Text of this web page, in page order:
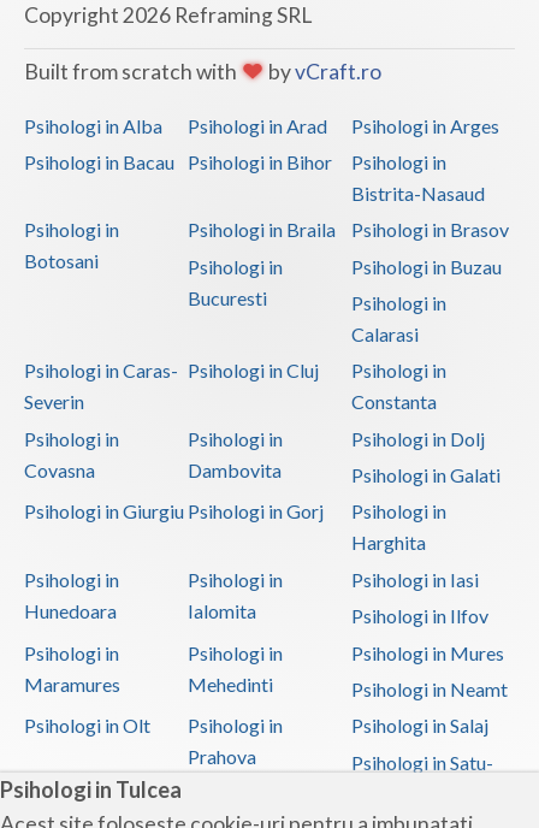
Psihologi in Tulcea
Copyright 2026 Reframing SRL
Built from scratch with byvCraft.ro
Psihologi in Alba Psihologi in Arad
Psihologi in Arges
Psihologi in Bacau
Psihologi in Bihor
Psihologi in
Bistrita-Nasaud
Psihologi in
Botosani
Psihologi in Braila
Psihologi in Brasov
Psihologi in
Bucuresti
Psihologi in Buzau
Psihologi in
Calarasi
Psihologi in Caras-
Severin
Psihologi in Cluj
Psihologi in
Constanta
Psihologi in
Covasna
Psihologi in
Dambovita
Psihologi in Dolj
Psihologi in Galati
Psihologi in Giurgiu Psihologi in Gorj
Psihologi in
Harghita
Psihologi in
Hunedoara
Psihologi in
Ialomita
Psihologi in Iasi
Psihologi in Ilfov
Psihologi in
Maramures
Psihologi in
Mehedinti
Psihologi in Mures
Psihologi in Neamt
Psihologi in Olt
Psihologi in
Prahova
Psihologi in Salaj
Psihologi in Satu-